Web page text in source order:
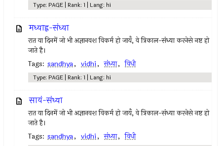
Type: PAGE | Rank: 1 | Lang: hi
मध्याह्न-संध्या
रात या दिनमें जो भी अज्ञानवश विकर्म हो जायँ, वे त्रिकाल-संध्या करनेसे नष्ट हो
जाते है।
Tags: sandhya, vidhi, संध्या, विधी
Type: PAGE | Rank: 1 | Lang: hi
सायं-संध्या
रात या दिनमें जो भी अज्ञानवश विकर्म हो जायँ, वे त्रिकाल-संध्या करनेसे नष्ट हो
जाते है।
Tags: sandhya, vidhi, संध्या, विधी